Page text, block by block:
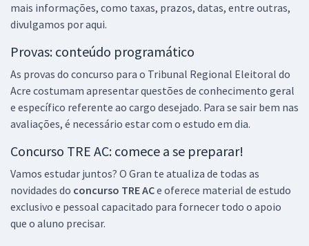
mais informações, como taxas, prazos, datas, entre outras,
divulgamos por aqui.
Provas: conteúdo programático
As provas do concurso para o Tribunal Regional Eleitoral do
Acre costumam apresentar questões de conhecimento geral
e específico referente ao cargo desejado. Para se sair bem nas
avaliações, é necessário estar com o estudo em dia.
Concurso TRE AC: comece a se preparar!
Vamos estudar juntos? O Gran te atualiza de todas as
novidades do concurso TRE ACe oferece material de estudo
exclusivo e pessoal capacitado para fornecer todo o apoio
que o aluno precisar.